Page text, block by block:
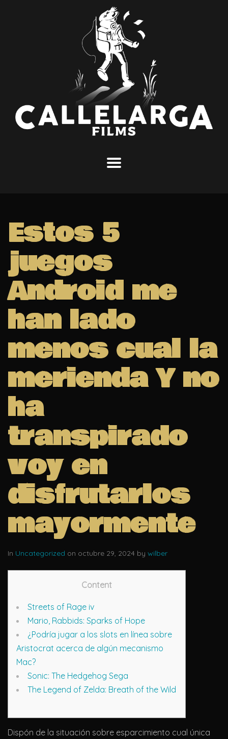
Estos 5
juegos
Android me
han lado
menos cual la
merienda Y no
ha
transpirado
voy en
disfrutarlos
mayormente
In Uncategorized on octubre 29, 2024 by wilber
Content
Streets of Rage iv
Mario, Rabbids: Sparks of Hope
¿Podría jugar a los slots en línea sobre
Aristocrat acerca de algún mecanismo
Mac?
Sonic: The Hedgehog Sega
The Legend of Zelda: Breath of the Wild
Dispón de la situación sobre esparcimiento cual única